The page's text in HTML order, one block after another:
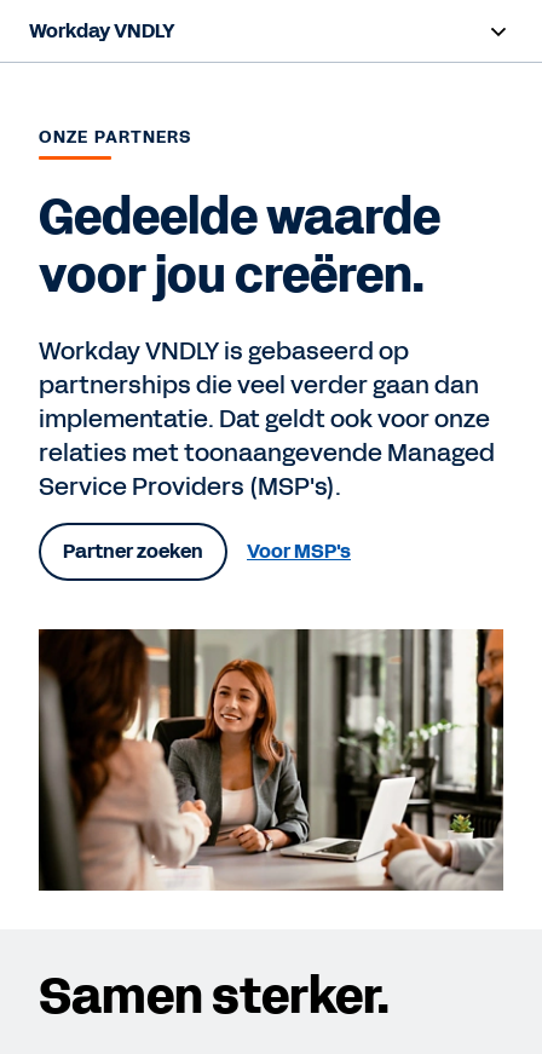
Workday VNDLY
Functies
Voordelen
Resources
Demo bekijken
ONZE PARTNERS
Gedeelde waarde
voor jou creëren.
Workday VNDLY is gebaseerd op
partnerships die veel verder gaan dan
implementatie. Dat geldt ook voor onze
relaties met toonaangevende Managed
Service Providers (MSP's).
Partner zoeken Voor MSP's
Samen sterker.